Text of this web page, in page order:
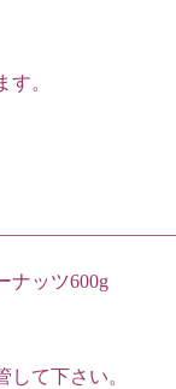
。
ナッツ600g
て下さい。